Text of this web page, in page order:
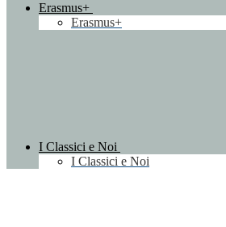
Erasmus+
Erasmus+
I Classici e Noi
I Classici e Noi